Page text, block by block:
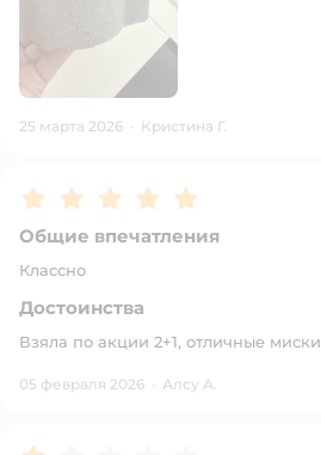
25 марта 2026 · Кристина Г.
Рейтинг:5
Общие впечатления
Классно
Достоинства
Взяла по акции 2+1, отличные
05 февраля 2026 · Алсу А.